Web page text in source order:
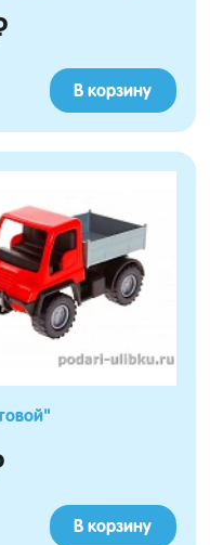
В корзину
В корзину